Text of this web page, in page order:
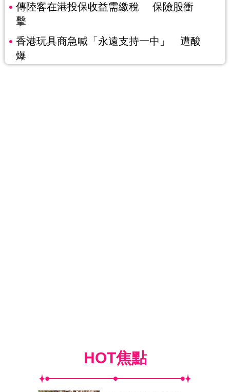
傳陸客在港投保收益需繳稅 保險股衝
擊
香港玩具商急喊「永遠支持一中」 遭酸
爆
HOT焦點